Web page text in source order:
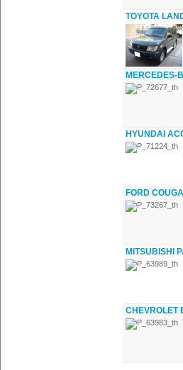
TOYOTA
MERCEDES-
HYUNDAI
FORD
MITSUBISHI
CHEVROLET